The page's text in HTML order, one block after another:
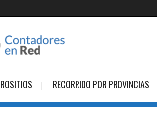
RECORRIDO POR PROVINCIAS